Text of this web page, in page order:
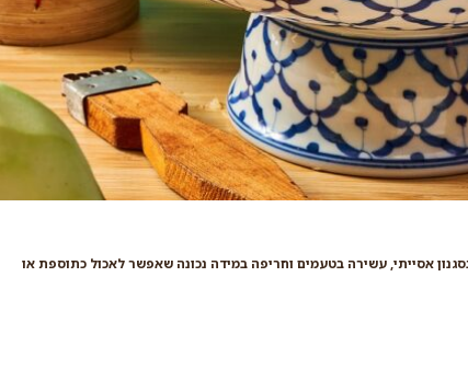
אסייתי, עשירה בטעמים וחריפה במידה נכונה שאפשר לאכול כתוספת או